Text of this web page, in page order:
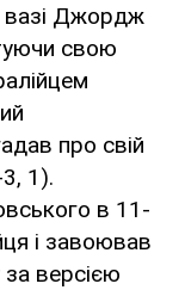
вазі Джордж
свою
про свій
1).
в 11-
і завоював
за версією